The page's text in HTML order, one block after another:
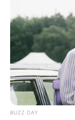
Alamat email Anda
BUZZ DAY